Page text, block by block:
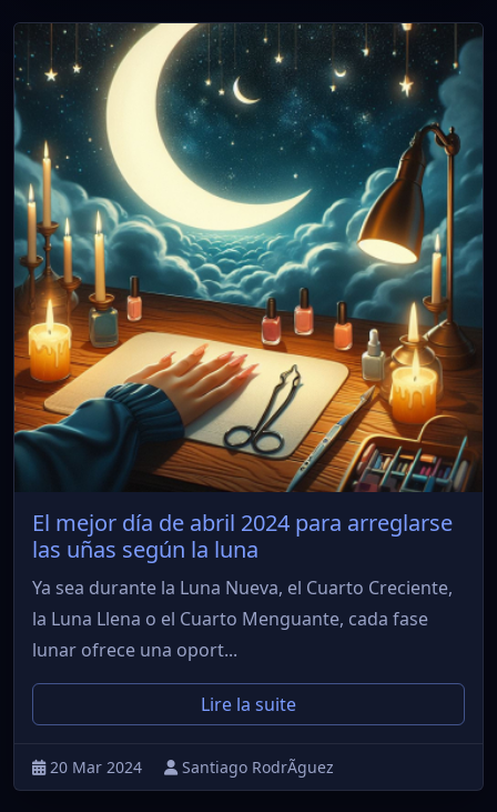
El mejor día de abril 2024 para arreglarse
las uñas según la luna
Ya sea durante la Luna Nueva, el Cuarto Creciente,
la Luna Llena o el Cuarto Menguante, cada fase
lunar ofrece una oport...
Lire la suite
20 Mar 2024 Santiago RodrÃ­guez